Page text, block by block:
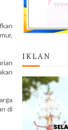
di
IKLAN